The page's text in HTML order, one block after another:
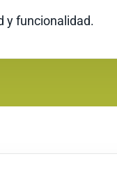
y funcionalidad.